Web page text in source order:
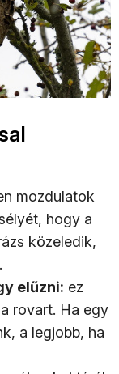
mozdulatok
hogy a
közeledik,
elűzni: ez
rovart. Ha egy
a legjobb, ha